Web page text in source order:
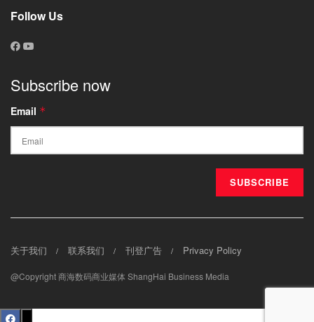
Follow Us
Subscribe now
Email *
关于我们 联系我们 刊登广告 Privacy Policy
@Copyright 商海数码商业媒体 ShangHai Business Media